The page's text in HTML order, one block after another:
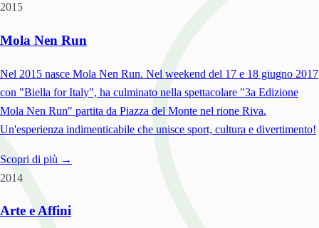
2015
Mola Nen Run
Nel 2015 nasce Mola Nen Run. Nel weekend del 17 e 18 giugno 2017
con "Biella for Italy", ha culminato nella spettacolare "3a Edizione
Mola Nen Run" partita da Piazza del Monte nel rione Riva.
Un'esperienza indimenticabile che unisce sport, cultura e divertimento!
Scopri di più →
2014
Arte e Affini